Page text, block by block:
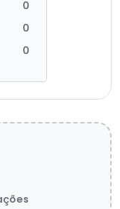
0
0
0